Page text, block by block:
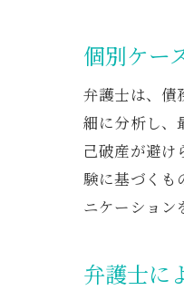
個別ケー
弁護士は、債
細に分析し、
己破産が避
験に基づくも
ニケーション
弁護士に